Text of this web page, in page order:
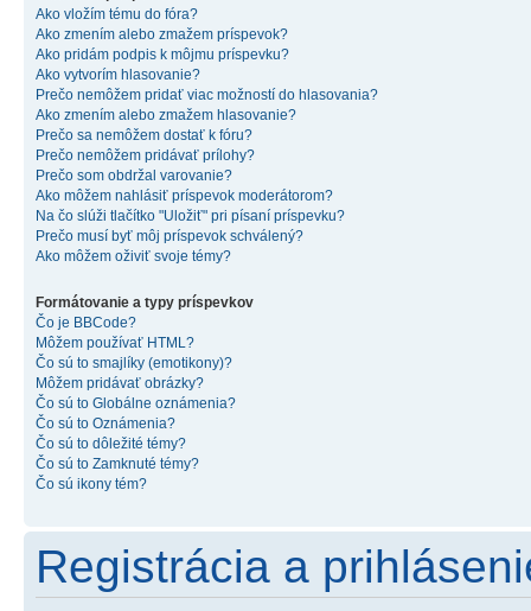
Ako vložím tému do fóra?
Ako zmením alebo zmažem príspevok?
Ako pridám podpis k môjmu príspevku?
Ako vytvorím hlasovanie?
Prečo nemôžem pridať viac možností do hlasovania?
Ako zmením alebo zmažem hlasovanie?
Prečo sa nemôžem dostať k fóru?
Prečo nemôžem pridávať prílohy?
Prečo som obdržal varovanie?
Ako môžem nahlásiť príspevok moderátorom?
Na čo slúži tlačítko "Uložiť" pri písaní príspevku?
Prečo musí byť môj príspevok schválený?
Ako môžem oživiť svoje témy?
Formátovanie a typy príspevkov
Čo je BBCode?
Môžem používať HTML?
Čo sú to smajlíky (emotikony)?
Môžem pridávať obrázky?
Čo sú to Globálne oznámenia?
Čo sú to Oznámenia?
Čo sú to dôležité témy?
Čo sú to Zamknuté témy?
Čo sú ikony tém?
Registrácia a